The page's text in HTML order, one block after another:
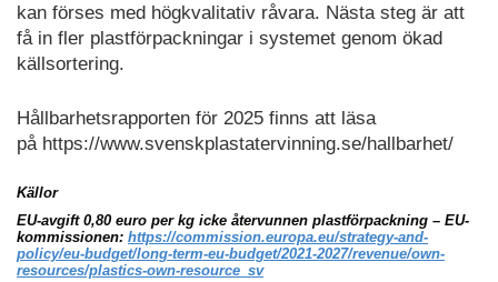
kan förses med högkvalitativ råvara. Nästa steg är att
få in fler plastförpackningar i systemet genom ökad
källsortering.
Hållbarhetsrapporten för 2025 finns att läsa
på https://www.svenskplastatervinning.se/hallbarhet/
Källor
EU-avgift 0,80 euro per kg icke återvunnen plastförpackning – EU-
kommissionen: https://commission.europa.eu/strategy-and-
policy/eu-budget/long-term-eu-budget/2021-2027/revenue/own-
resources/plastics-own-resource_sv